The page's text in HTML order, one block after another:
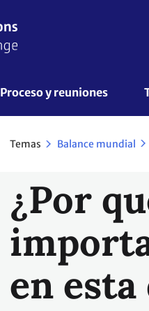
Proceso y reuniones
Temas Balance mundial
¿Por
en esta